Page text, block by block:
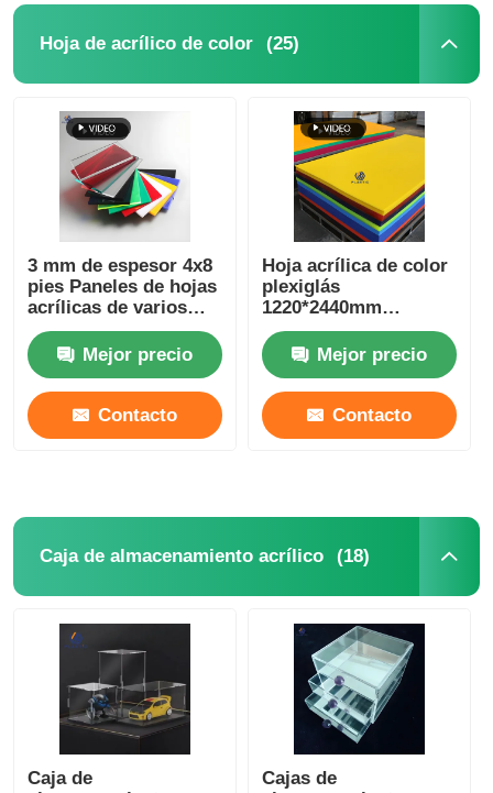
Hoja de acrílico de color (25)
3 mm de espesor 4x8
pies Paneles de hojas
acrílicas de varios
colores para la
producción de
fundición
Mejor precio
Contacto
Hoja acrílica de color
plexiglás
1220*2440mm
1250*2450mm con el
mejor precioMejor precio
Contacto
Caja de almacenamiento acrílico (18)
Caja de
Cajas de